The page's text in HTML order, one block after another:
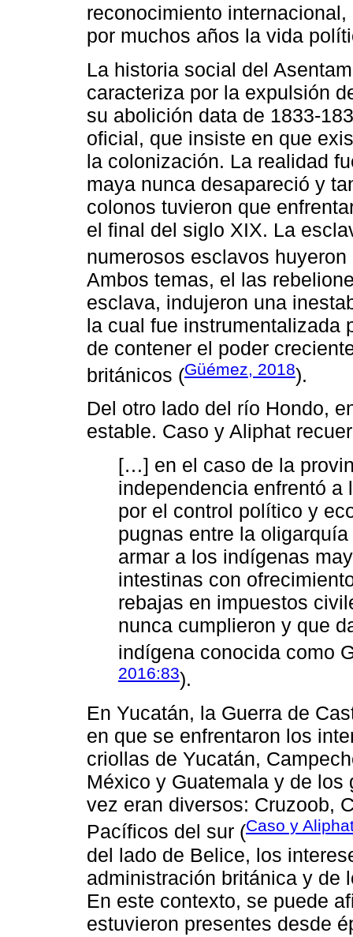
reconocimiento
por muchos años la vida
La historia social del
caracteriza por la expulsión
su abolición data de 1833-
oficial, que insiste en que
la colonización. La realidad
maya nunca desapareció y
colonos tuvieron que
el final del siglo XIX. La
numerosos esclavos
Ambos temas, el las
esclava, indujeron una
la cual fue instrumentalizada
de contener el poder
británicos (Güémez, 2018).
Del otro lado del río Hondo,
estable. Caso y Aliphat
[…] en el caso de la
independencia enfrentó
por el control político y
pugnas entre la
armar a los indígenas
intestinas con
rebajas en impuestos
nunca cumplieron y que
indígena conocida como
2016:83).
En Yucatán, la Guerra de
en que se enfrentaron los
criollas de Yucatán,
México y Guatemala y de
vez eran diversos: Cruzoob,
Pacíficos del sur (Caso y
del lado de Belice, los
administración británica y de
En este contexto, se puede
estuvieron presentes desde